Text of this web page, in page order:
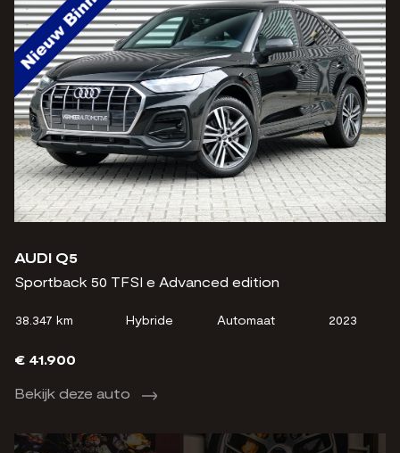
AUDI Q5
Sportback 50 TFSI e Advanced edition
38.347 km Hybride Automaat 2023
€ 41.900
Bekijk deze auto